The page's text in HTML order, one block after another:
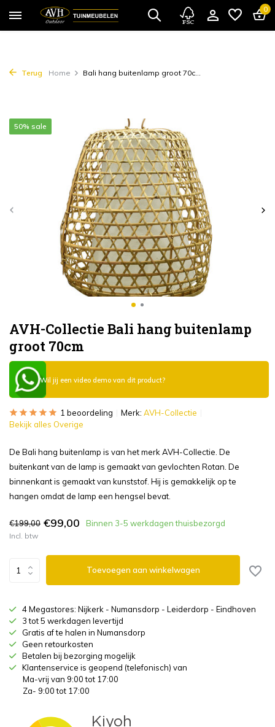
0
Terug Home Bali hang buitenlamp groot 70c...
AVH-Collectie Bali hang buitenlamp
groot 70cm
50% sale
Wil jij een video demo van dit product?
1 beoordeling Merk: AVH-Collectie
Bekijk alles Overige
De Bali hang buitenlamp is van het merk AVH-Collectie. De
buitenkant van de lamp is gemaakt van gevlochten Rotan. De
binnenkant is gemaakt van kunststof. Hij is gemakkelijk op te
hangen omdat de lamp een hengsel bevat.
€199,00 €99,00 Binnen 3-5 werkdagen thuisbezorgd
Incl. btw
Toevoegen aan winkelwagen
4 Megastores: Nijkerk - Numansdorp - Leiderdorp - Eindhoven
3 tot 5 werkdagen levertijd
Gratis af te halen in Numansdorp
Geen retourkosten
Betalen bij bezorging mogelijk
Klantenservice is geopend (telefonisch) van
Ma-vrij van 9:00 tot 17:00
Za- 9:00 tot 17:00